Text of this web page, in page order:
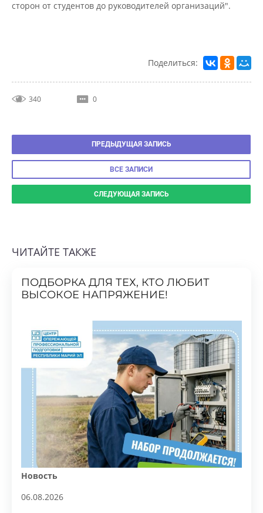
340 0
ВСЕ ЗАПИСИ
СЛЕДУЮЩАЯ ЗАПИСЬ
ВЫСОКОЕ НАПРЯЖЕНИЕ!
Новость
06.08.2026